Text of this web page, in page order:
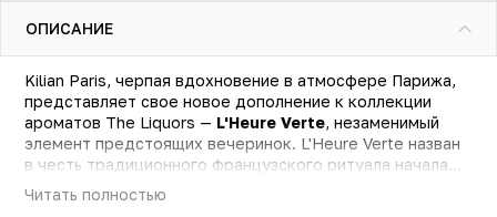
ОПИСАНИЕ
Kilian Paris, черпая вдохновение в атмосфере Парижа,
представляет свое новое дополнение к коллекции
ароматов The Liquors — L'Heure Verte, незаменимый
элемент предстоящих вечеринок. L'Heure Verte назван
в честь традиционного французского ритуала начала
вечеринок, аналогичного так называемому «Happy
Hour», во время которого в былые времена абсент
Читать полностью